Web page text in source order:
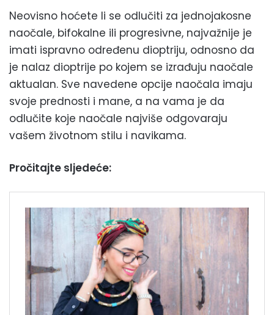
Neovisno hoćete li se odlučiti za jednojakosne
naočale, bifokalne ili progresivne, najvažnije je
imati ispravno određenu dioptriju, odnosno da
je nalaz dioptrije po kojem se izrađuju naočale
aktualan. Sve navedene opcije naočala imaju
svoje prednosti i mane, a na vama je da
odlučite koje naočale najviše odgovaraju
vašem životnom stilu i navikama.
Pročitajte sljedeće: